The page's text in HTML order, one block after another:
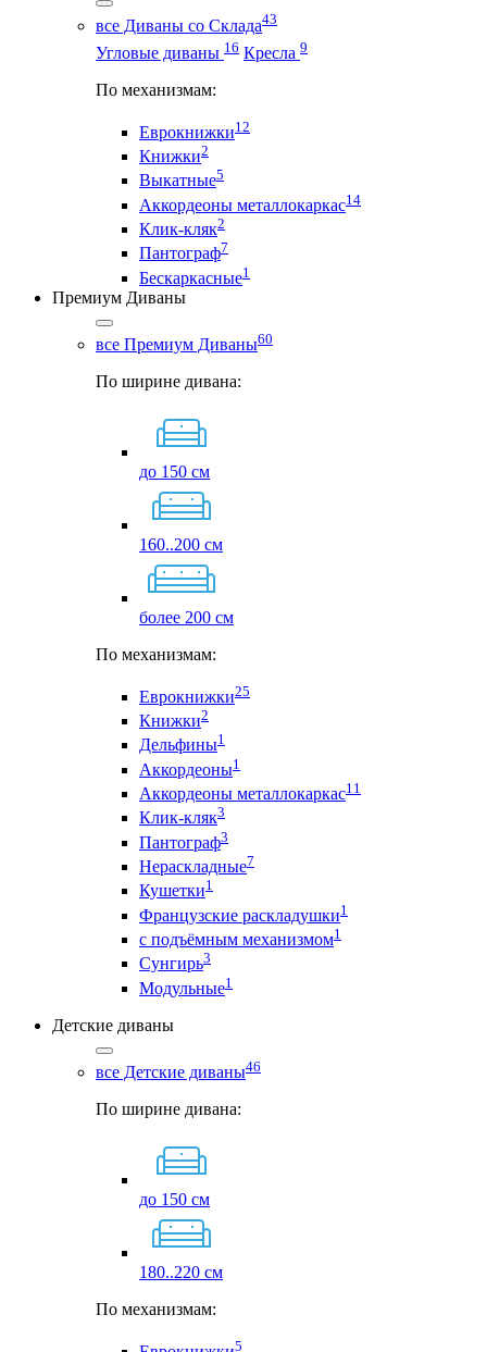
все Диваны со Склада43
Угловые диваны 16 Кресла 9
По механизмам:
Еврокнижки12
Книжки2
Выкатные5
Аккордеоны металлокаркас14
Клик-кляк2
Пантограф7
Бескаркасные1
Премиум Диваны
все Премиум Диваны60
По ширине дивана:
до 150 см
160..200 см
более 200 см
По механизмам:
Еврокнижки25
Книжки2
Дельфины1
Аккордеоны1
Аккордеоны металлокаркас11
Клик-кляк3
Пантограф3
Нераскладные7
Кушетки1
Французские раскладушки1
с подъёмным механизмом1
Сунгирь3
Модульные1
Детские диваны
все Детские диваны46
По ширине дивана:
до 150 см
180..220 см
По механизмам:
5